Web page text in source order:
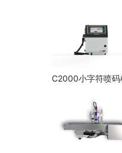
C2000小字符喷码